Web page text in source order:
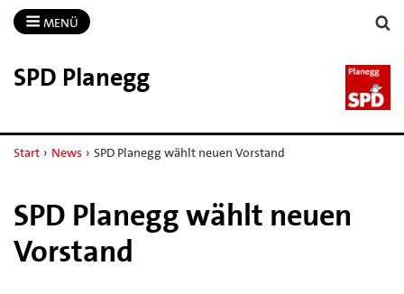
MENÜ
SPD Planegg
Start › News › SPD Planegg wählt neuen Vorstand
SPD Planegg wählt neuen
Vorstand